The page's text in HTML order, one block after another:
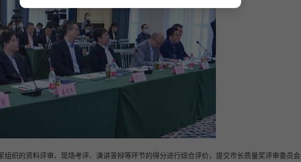
织的资料评审、现场考评、演讲答辩等环节的得分进行综合评价，提交市长质量奖评审委员会